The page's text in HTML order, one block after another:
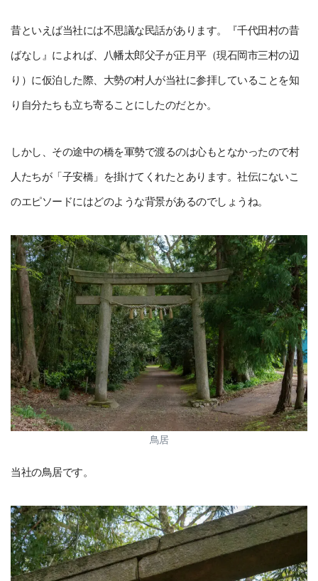
昔といえば当社には不思議な民話があります。『千代田村の昔
ばなし』によれば、八幡太郎父子が正月平（現石岡市三村の辺
り）に仮泊した際、大勢の村人が当社に参拝していることを知
り自分たちも立ち寄ることにしたのだとか。
しかし、その途中の橋を軍勢で渡るのは心もとなかったので村
人たちが「子安橋」を掛けてくれたとあります。社伝にないこ
のエピソードにはどのような背景があるのでしょうね。
鳥居
当社の鳥居です。